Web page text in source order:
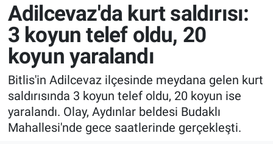
Adilcevaz'da kurt saldırısı:
3 koyun telef oldu, 20
koyun yaralandı
Bitlis'in Adilcevaz ilçesinde meydana gelen kurt
saldırısında 3 koyun telef oldu, 20 koyun ise
yaralandı. Olay, Aydınlar beldesi Budaklı
Mahallesi'nde gece saatlerinde gerçekleşti.